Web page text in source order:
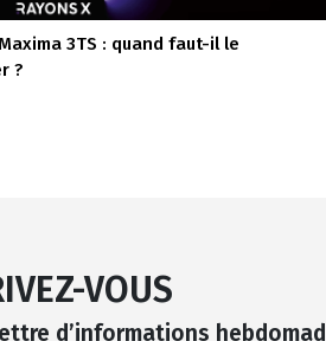
3TS : quand faut-il le
?
VOUS
d’informations